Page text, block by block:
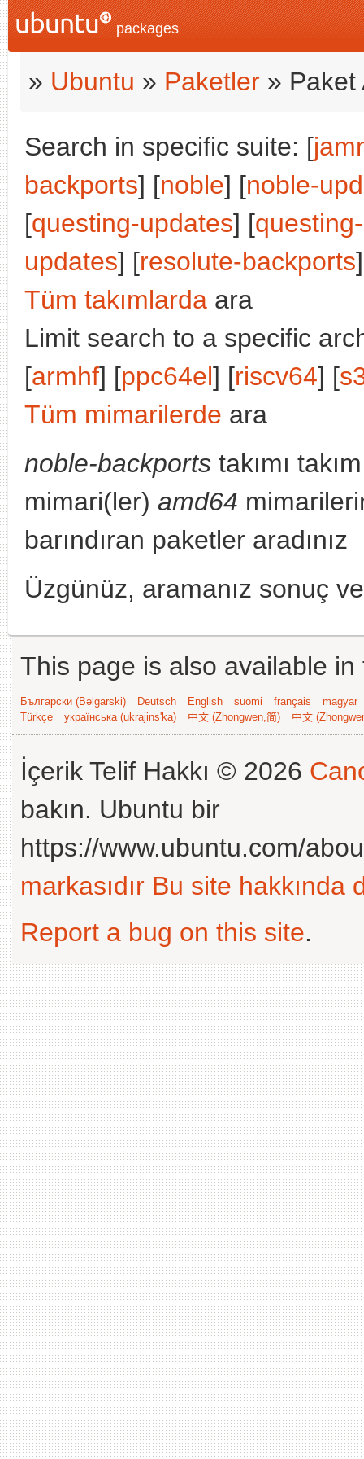
packages
» Ubuntu » Paketler » Paket
Search in specific suite: [
backports] [noble] [noble-
[questing-updates] [
updates] [resolute-backports
Tüm takımlarda ara
Limit search to a specific
[armhf] [ppc64el] [riscv64] [
Tüm mimarilerde ara
noble-backports takımı
mimari(ler) amd64
barındıran paketler aradınız
Üzgünüz, aramanız sonuç
This page is also available
Български (Bəlgarski) Deutsch English suomi français
magyar
Türkçe
українська (ukrajins'ka) 中文 (Zhongwen,简) 中文
İçerik Telif Hakkı © 2026
bakın. Ubuntu bir
https://www.ubuntu.com/
markasıdır Bu site hakkında
Report a bug on this site.